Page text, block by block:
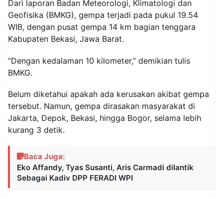
Dari laporan Badan Meteorologi, Klimatologi dan
Geofisika (BMKG), gempa terjadi pada pukul 19.54
WIB, dengan pusat gempa 14 km bagian tenggara
Kabupaten Bekasi, Jawa Barat.
“Dengan kedalaman 10 kilometer,” demikian tulis
BMKG.
Belum diketahui apakah ada kerusakan akibat gempa
tersebut. Namun, gempa dirasakan masyarakat di
Jakarta, Depok, Bekasi, hingga Bogor, selama lebih
kurang 3 detik.
Baca Juga:
Eko Affandy, Tyas Susanti, Aris Carmadi dilantik
Sebagai Kadiv DPP FERADI WPI